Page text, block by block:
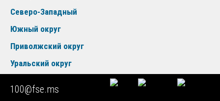
Северо-Западный
Южный округ
Приволжский округ
Уральский округ
Дальневосточный
100@fse.ms